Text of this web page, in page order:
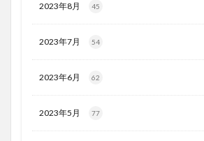
2023年8月 45
2023年7月 54
2023年6月 62
2023年5月 77